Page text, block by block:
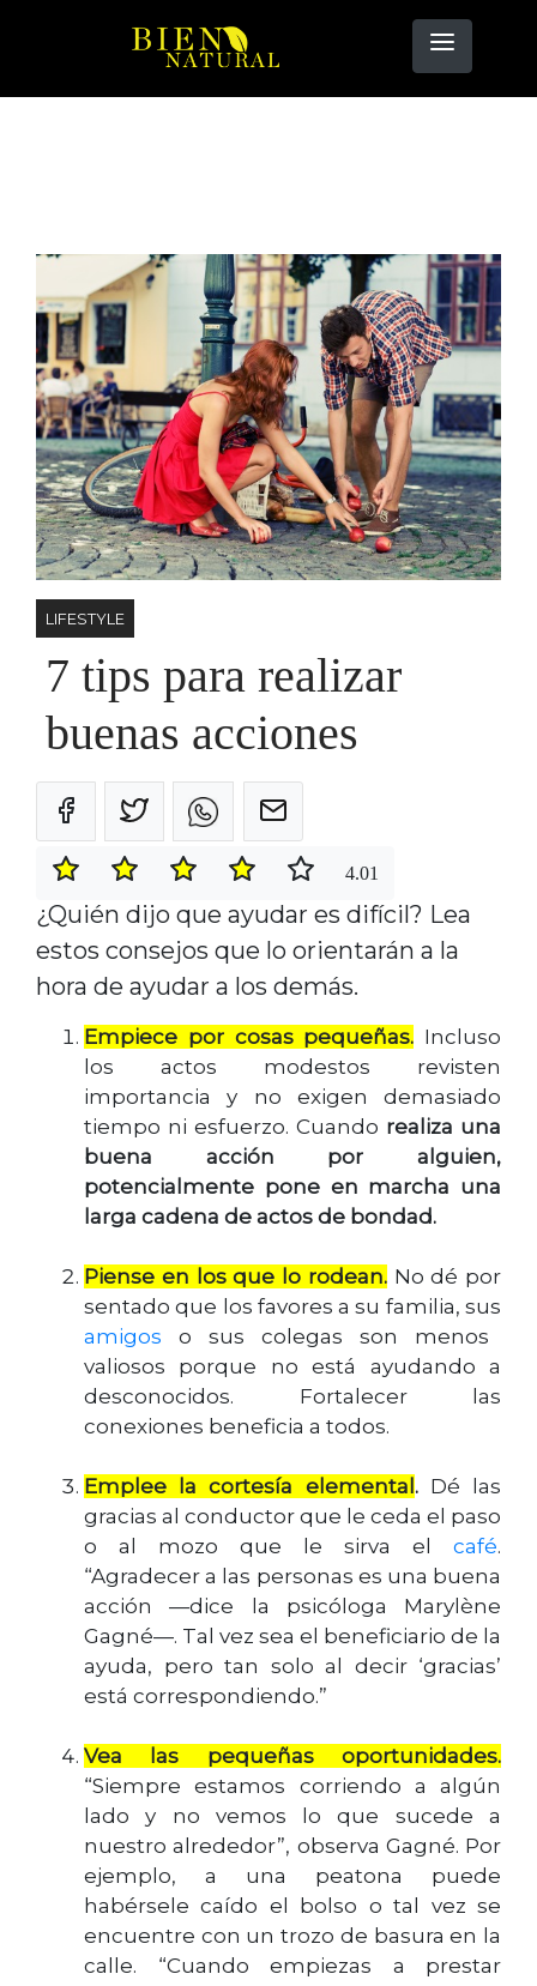
LIFESTYLE
7 tips para realizar
buenas acciones
4.01
¿Quién dijo que ayudar es difícil? Lea
estos consejos que lo orientarán a la
hora de ayudar a los demás.
Empiece por cosas pequeñas. Incluso
los actos modestos revisten
importancia y no exigen demasiado
tiempo ni esfuerzo. Cuando realiza una
buena acción por alguien,
potencialmente pone en marcha una
larga cadena de actos de bondad.
Piense en los que lo rodean.No dé por
sentado que los favores a su familia, sus
amigos o sus colegas son menos
valiosos porque no está ayudando a
desconocidos. Fortalecer las
conexiones beneficia a todos.
Emplee la cortesía elemental .Dé las
gracias al conductor que le ceda el paso
o al mozo que le sirva el
café.
“Agradecer a las personas es una buena
acción —dice la psicóloga Marylène
Gagné—. Tal vez sea el beneficiario de la
ayuda, pero tan solo al decir ‘gracias’
está correspondiendo.”
Vea las pequeñas oportunidades.
“Siempre estamos corriendo a algún
lado y no vemos lo que sucede a
nuestro alrededor”, observa Gagné. Por
ejemplo, a una peatona puede
habérsele caído el bolso o tal vez se
encuentre con un trozo de basura en la
calle. “Cuando empiezas a prestar